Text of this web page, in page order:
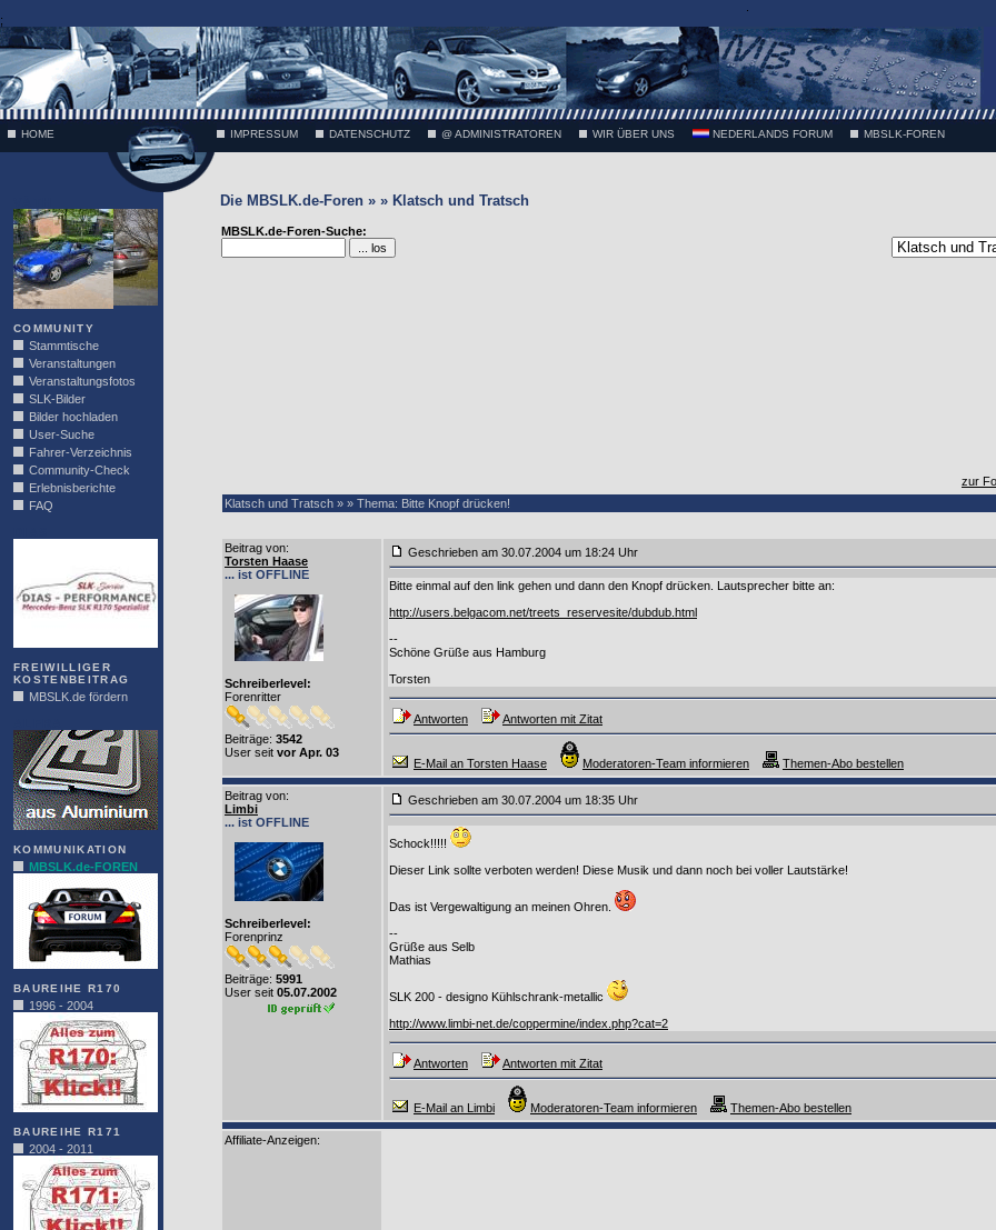
;
HOME IMPRESSUM DATENSCHUTZ @ ADMINISTRATOREN WIR ÜBER UNS NEDERLANDS FORUM MBSLK-FOREN
COMMUNITY
Stammtische
Veranstaltungen
Veranstaltungsfotos
SLK-Bilder
Bilder hochladen
User-Suche
Fahrer-Verzeichnis
Community-Check
Erlebnisberichte
FAQ
FREIWILLIGER
KOSTENBEITRAG
MBSLK.de fördern
KOMMUNIKATION
MBSLK.de-FOREN
BAUREIHE R170
1996 - 2004
BAUREIHE R171
2004 - 2011
Die MBSLK.de-Foren » » Klatsch und Tratsch
MBSLK.de-Foren-Suche:
zur
Klatsch und Tratsch » » Thema: Bitte Knopf drücken!
Beitrag von:
Torsten Haase
... ist OFFLINE
Schreiberlevel:
Forenritter
Beiträge: 3542
User seit vor Apr. 03
Geschrieben am 30.07.2004 um 18:24 Uhr
Bitte einmal auf den link gehen und dann den Knopf drücken. Lautsprecher bitte an:
http://users.belgacom.net/treets_reservesite/dubdub.html
--
Schöne Grüße aus Hamburg
Torsten
Antworten Antworten mit Zitat
E-Mail an Torsten Haase Moderatoren-Team informieren Themen-Abo bestellen
Beitrag von:
Limbi
... ist OFFLINE
Schreiberlevel:
Forenprinz
Beiträge: 5991
User seit 05.07.2002
Geschrieben am 30.07.2004 um 18:35 Uhr
Schock!!!!!
Dieser Link sollte verboten werden! Diese Musik und dann noch bei voller Lautstärke!
Das ist Vergewaltigung an meinen Ohren.
--
Grüße aus Selb
Mathias
SLK 200 - designo Kühlschrank-metallic
http://www.limbi-net.de/coppermine/index.php?cat=2
Antworten Antworten mit Zitat
E-Mail an Limbi Moderatoren-Team informieren Themen-Abo bestellen
Affiliate-Anzeigen: